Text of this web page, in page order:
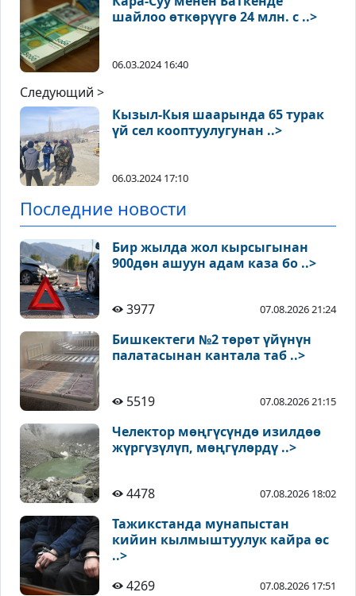
шайлоо өткөрүүгө 24 млн. с ..>
06.03.2024 16:40
Следующий >
Кызыл-Кыя шаарында 65 турак
үй сел кооптуулугунан ..>
06.03.2024 17:10
Последние новости
Бир жылда жол кырсыгынан
900дөн ашуун адам каза бо ..>
3977 07.08.2026 21:24
Бишкектеги №2 төрөт үйүнүн
палатасынан кантала таб ..>
5519 07.08.2026 21:15
Челектор мөңгүсүндө изилдөө
жүргүзүлүп, мөңгүлөрдү ..>
4478 07.08.2026 18:02
Тажикстанда мунапыстан
кийин кылмыштуулук кайра өс
..>
4269
07.08.2026 17:51